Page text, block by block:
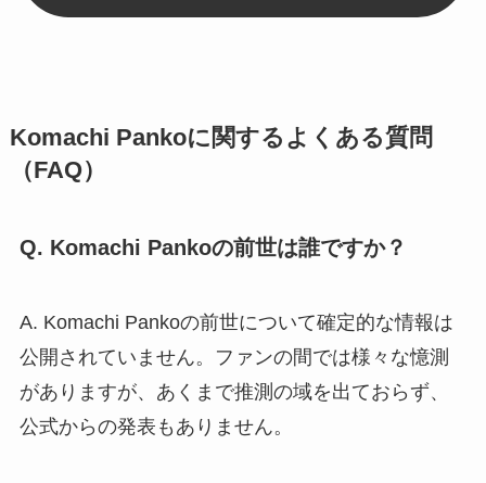
Komachi Pankoに関するよくある質問
（FAQ）
Q. Komachi Pankoの前世は誰ですか？
A. Komachi Pankoの前世について確定的な情報は
公開されていません。ファンの間では様々な憶測
がありますが、あくまで推測の域を出ておらず、
公式からの発表もありません。